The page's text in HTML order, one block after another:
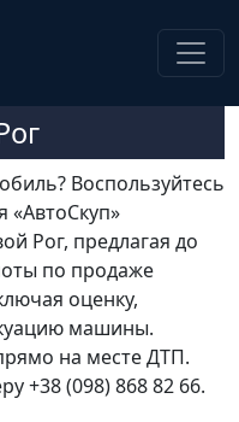
Воспользуйтесь
«АвтоСкуп»
Рог, предлагая до
по продаже
оценку,
машины.
на месте ДТП.
+38 (098) 868 82 66.